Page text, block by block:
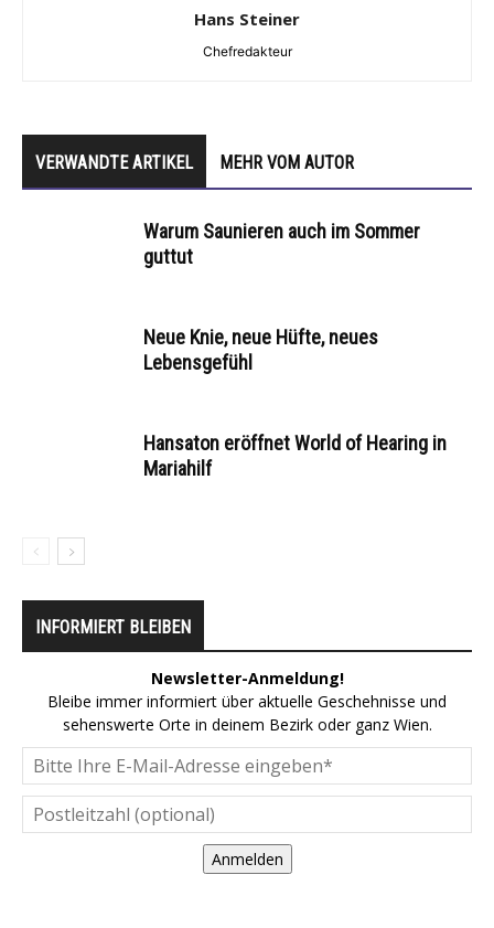
Hans Steiner
Chefredakteur
VERWANDTE ARTIKEL MEHR VOM AUTOR
Warum Saunieren auch im Sommer
guttut
Neue Knie, neue Hüfte, neues
Lebensgefühl
Hansaton eröffnet World of Hearing in
Mariahilf
INFORMIERT BLEIBEN
Newsletter-Anmeldung!
Bleibe immer informiert über aktuelle Geschehnisse und
sehenswerte Orte in deinem Bezirk oder ganz Wien.
Anmelden